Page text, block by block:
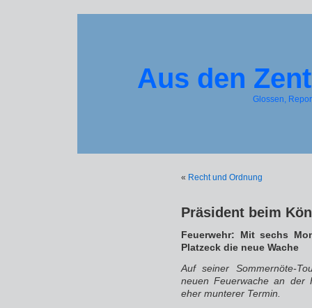
Aus den
Glossen,
« Recht und Ordnung
Präsident beim
Feuerwehr: Mit sechs
Platzeck die neue Wache
Auf seiner Sommernöte-
neuen Feuerwache an der
eher munterer Termin.